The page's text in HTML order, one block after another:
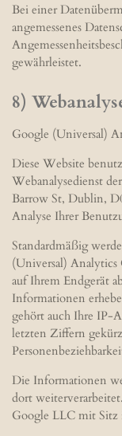
Bei einer
angemessenes
gewährleistet.
8)
Google (Universal)
Diese Website
Webanalysedienst
Barrow St, Dublin,
Analyse Ihrer
Standardmäßig
(Universal) Analytics
auf Ihrem Endgerät
Informationen
gehört auch Ihre IP-
letzten Ziffern
Die Informationen
dort
Google LLC mit